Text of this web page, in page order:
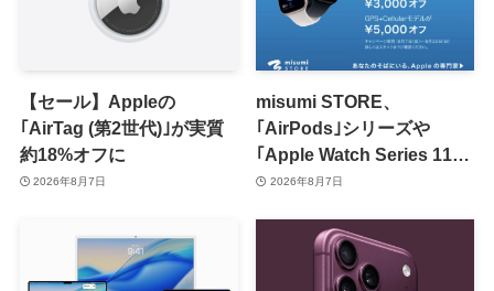
【セール】Appleの
｢AirTag (第2世代)｣が実質
約18%オフに
2026年8月7日
misumi STORE、
｢AirPods｣シリーズや
｢Apple Watch Series 11｣
のセールを開催中
2026年8月7日